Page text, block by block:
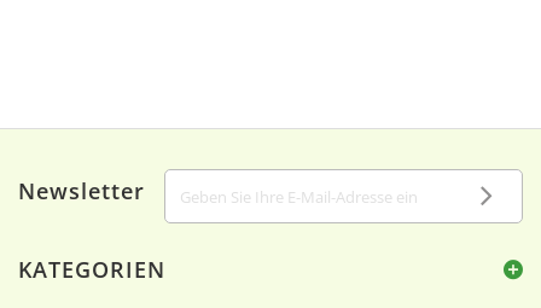
Newsletter
KATEGORIEN